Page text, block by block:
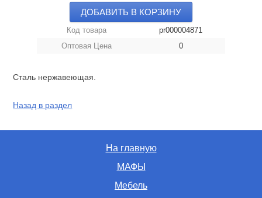
ДОБАВИТЬ В КОРЗИНУ
Код товара
pr000004871
Оптовая Цена
0
Сталь нержавеющая.
Назад в раздел
На главную
МАФЫ
Мебель